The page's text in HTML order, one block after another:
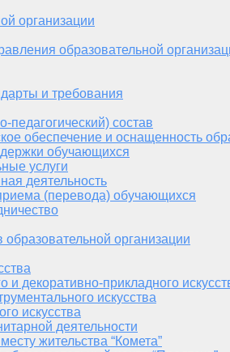
организации
образовательной
и требования
педагогический) состав
обеспечение и оснащенность
обучающихся
услуги
деятельность
(перевода) обучающихся
организации
и декоративно-прикладного
искусства
искусства
деятельности
жительства “Комета”